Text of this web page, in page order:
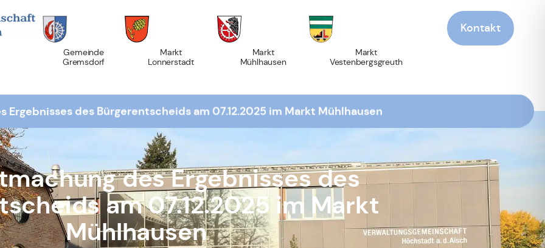
Gemeinde
Gremsdorf
Markt
Lonnerstadt
Markt
Mühlhausen
Markt
Vestenbergsgreuth
Kontakt
Ergebnisses des Bürgerentscheids am 07.12.2025 im Markt Mühlhausen
des Ergebnisses des
am 07.12.2025 im Markt
Mühlhausen